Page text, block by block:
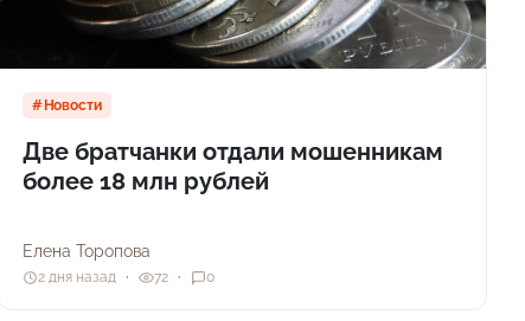
Новости
Две братчанки отдали мошенникам
более 18 млн рублей
Елена Торопова
2 дня назад 72 0